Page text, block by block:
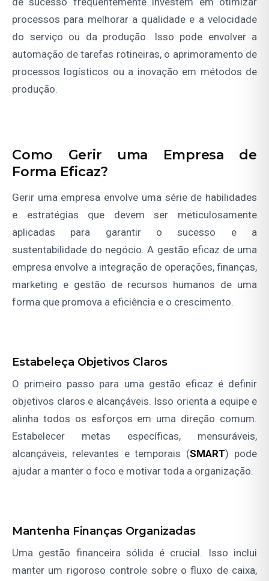
processos para melhorar a qualidade e a velocidade
do serviço ou da produção. Isso pode envolver a
automação de tarefas rotineiras, o aprimoramento de
processos logísticos ou a inovação em métodos de
produção.
Como Gerir uma Empresa de
Forma Eficaz?
Gerir uma empresa envolve uma série de habilidades
e estratégias que devem ser meticulosamente
aplicadas para garantir o sucesso e a
sustentabilidade do negócio. A gestão eficaz de uma
empresa envolve a integração de operações, finanças,
marketing e gestão de recursos humanos de uma
forma que promova a eficiência e o crescimento.
Estabeleça Objetivos Claros
O primeiro passo para uma gestão eficaz é definir
objetivos claros e alcançáveis. Isso orienta a equipe e
alinha todos os esforços em uma direção comum.
Estabelecer metas específicas, mensuráveis,
alcançáveis, relevantes e temporais (SMART) pode
ajudar a manter o foco e motivar toda a organização.
Mantenha Finanças Organizadas
Uma gestão financeira sólida é crucial. Isso inclui
manter um rigoroso controle sobre o fluxo de caixa,